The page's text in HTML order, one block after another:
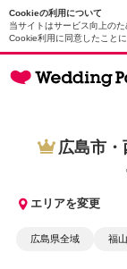
Cookieの利用について
当サイトはサービス向上の
Cookie利用に同意したことに
広島市
エリアを変更
広島県全域 福